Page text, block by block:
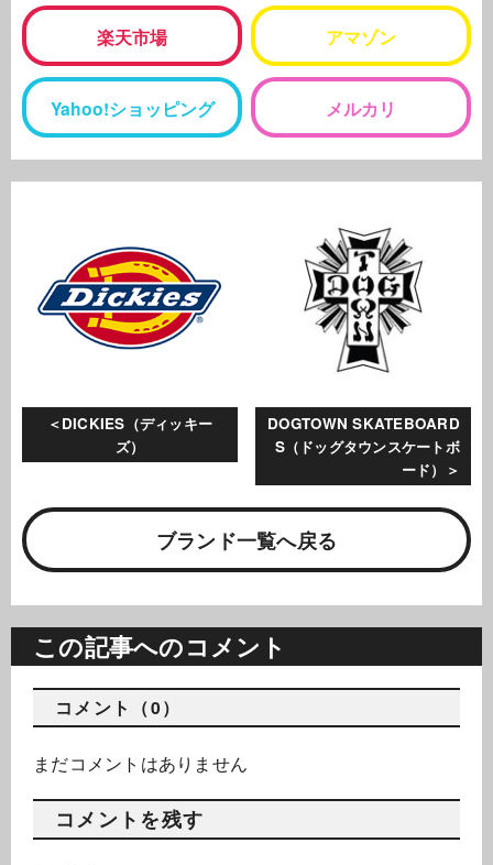
楽天市場 アマゾン
Yahoo!ショッピング メルカリ
DOGTOWN SKATEBOARD
S（ドッグタウンスケートボ
ード）
DICKIES（ディッキー
ズ）
ブランド一覧へ戻る
この記事へのコメント
コメント（0）
まだコメントはありません
コメントを残す